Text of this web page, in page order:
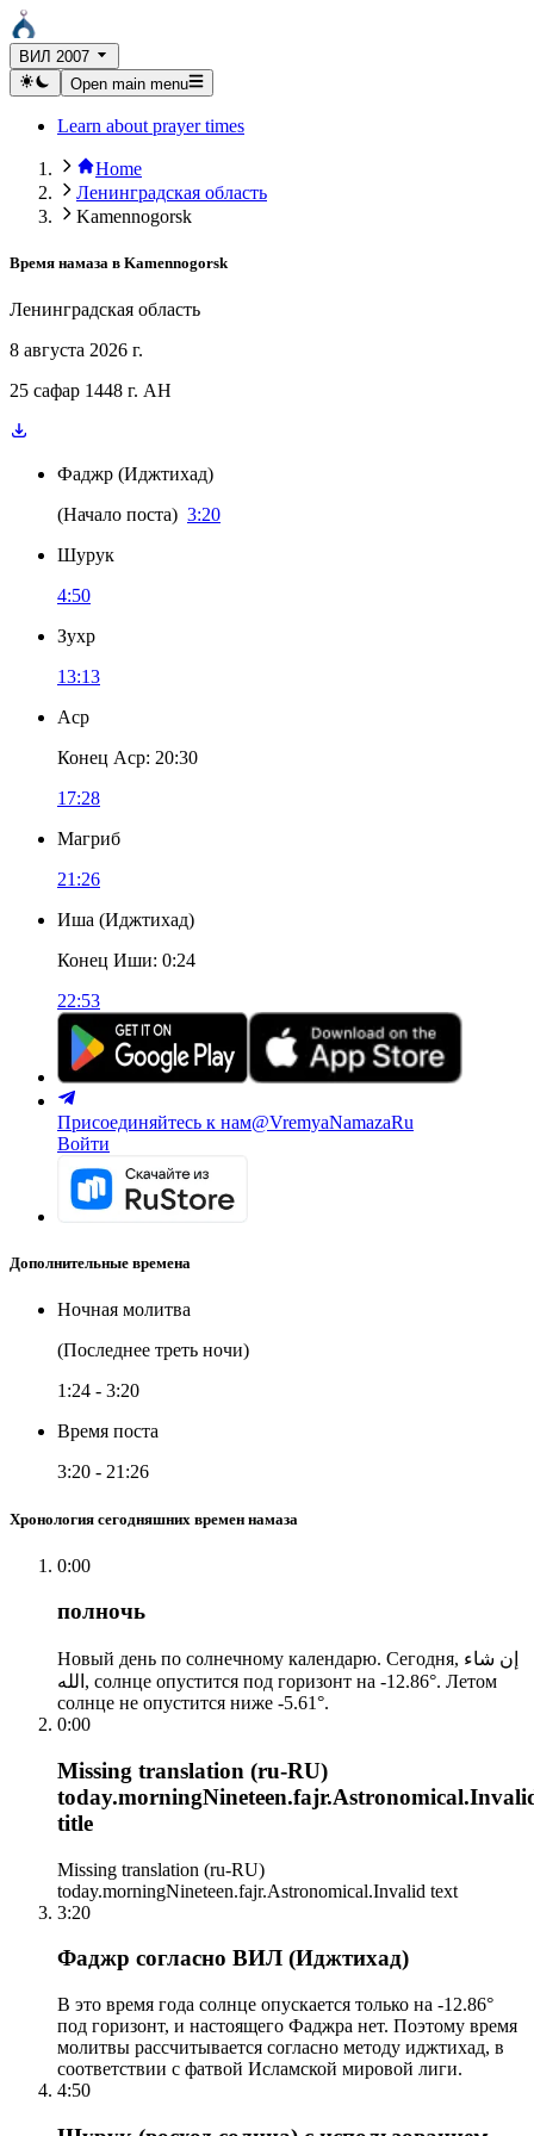
ВИЛ 2007
Open main menu
Learn about prayer times
Home
Ленинградская область
Kamennogorsk
Время намаза в Kamennogorsk
Ленинградская область
8 августа 2026 г.
25 сафар 1448 г. AH
Фаджр (Иджтихад)
(Начало поста) 3:20
Шурук
4:50
Зухр
13:13
Аср
Конец Аср: 20:30
17:28
Магриб
21:26
Иша (Иджтихад)
Конец Иши: 0:24
22:53
Присоединяйтесь к нам@VremyaNamazaRu
Войти
Дополнительные времена
Ночная молитва
(Последнее треть ночи)
1:24 - 3:20
Время поста
3:20 - 21:26
Хронология сегодняшних времен намаза
0:00
полночь
Новый день по солнечному календарю. Сегодня, إن شاء
الله, солнце опустится под горизонт на -12.86°. Летом
солнце не опустится ниже -5.61°.
0:00
Missing translation (ru-RU)
title
Missing translation (ru-RU)
today.morningNineteen.fajr.Astronomical.Invalid text
3:20
Фаджр согласно ВИЛ (Иджтихад)
В это время года солнце опускается только на -12.86°
под горизонт, и настоящего Фаджра нет. Поэтому время
молитвы рассчитывается согласно методу иджтихад, в
соответствии с фатвой Исламской мировой лиги.
4:50